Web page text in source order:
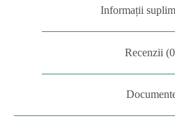
Informații
Recenzii